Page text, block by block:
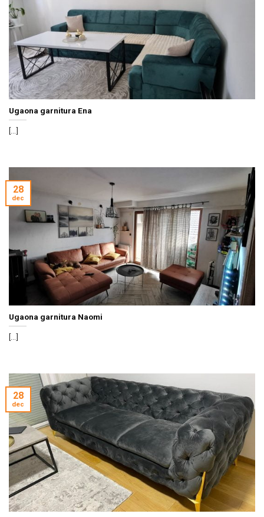
Ugaona garnitura Ena
[...]
Ugaona garnitura Naomi
[...]
28
dec
28
dec